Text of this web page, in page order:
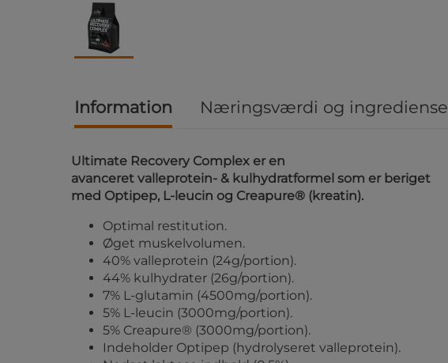
Information Næringsværdi og
Ultimate Recovery Complex er en
avanceret valleprotein- & kulhydratformel som er beriget
med Optipep, L-leucin og Creapure® (kreatin).
Optimal restitution.
Øget muskelvolumen.
40% valleprotein (24g/portion).
44% kulhydrater (26g/portion).
7% L-glutamin (4500mg/portion).
5% L-leucin (3000mg/portion).
5% Creapure® (3000mg/portion).
Indeholder Optipep (hydrolyseret valleprotein).